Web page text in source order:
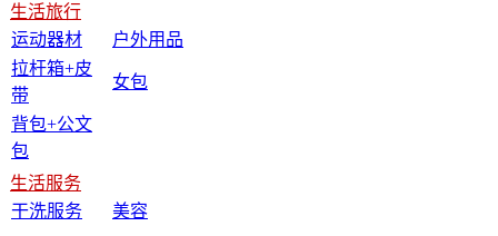
生活旅行
运动器材
户外用品
拉杆箱+皮
带
女包
背包+公文
包
生活服务
干洗服务
美容